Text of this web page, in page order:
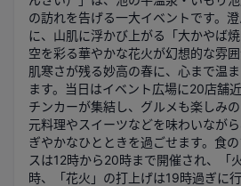
の訪れを告げる一大イベントです。
に、山肌に浮かび上がる「大かやば
空を彩る華やかな花火が幻想的な雰
肌寒さが残る妙高の春に、心まで温
ます。当日はイベント広場に20店舗
チンカーが集結し、グルメも楽しみ
元料理やスイーツなどを味わいなが
ぎやかなひとときを過ごせます。食
スは12時から20時まで開催され、「
時、「花火」の打上げは19時過ぎに行